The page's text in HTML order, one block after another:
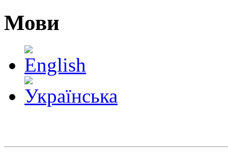
Мови